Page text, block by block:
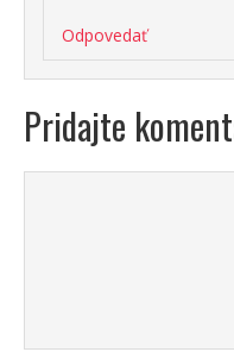
Odpovedať
Pridajte